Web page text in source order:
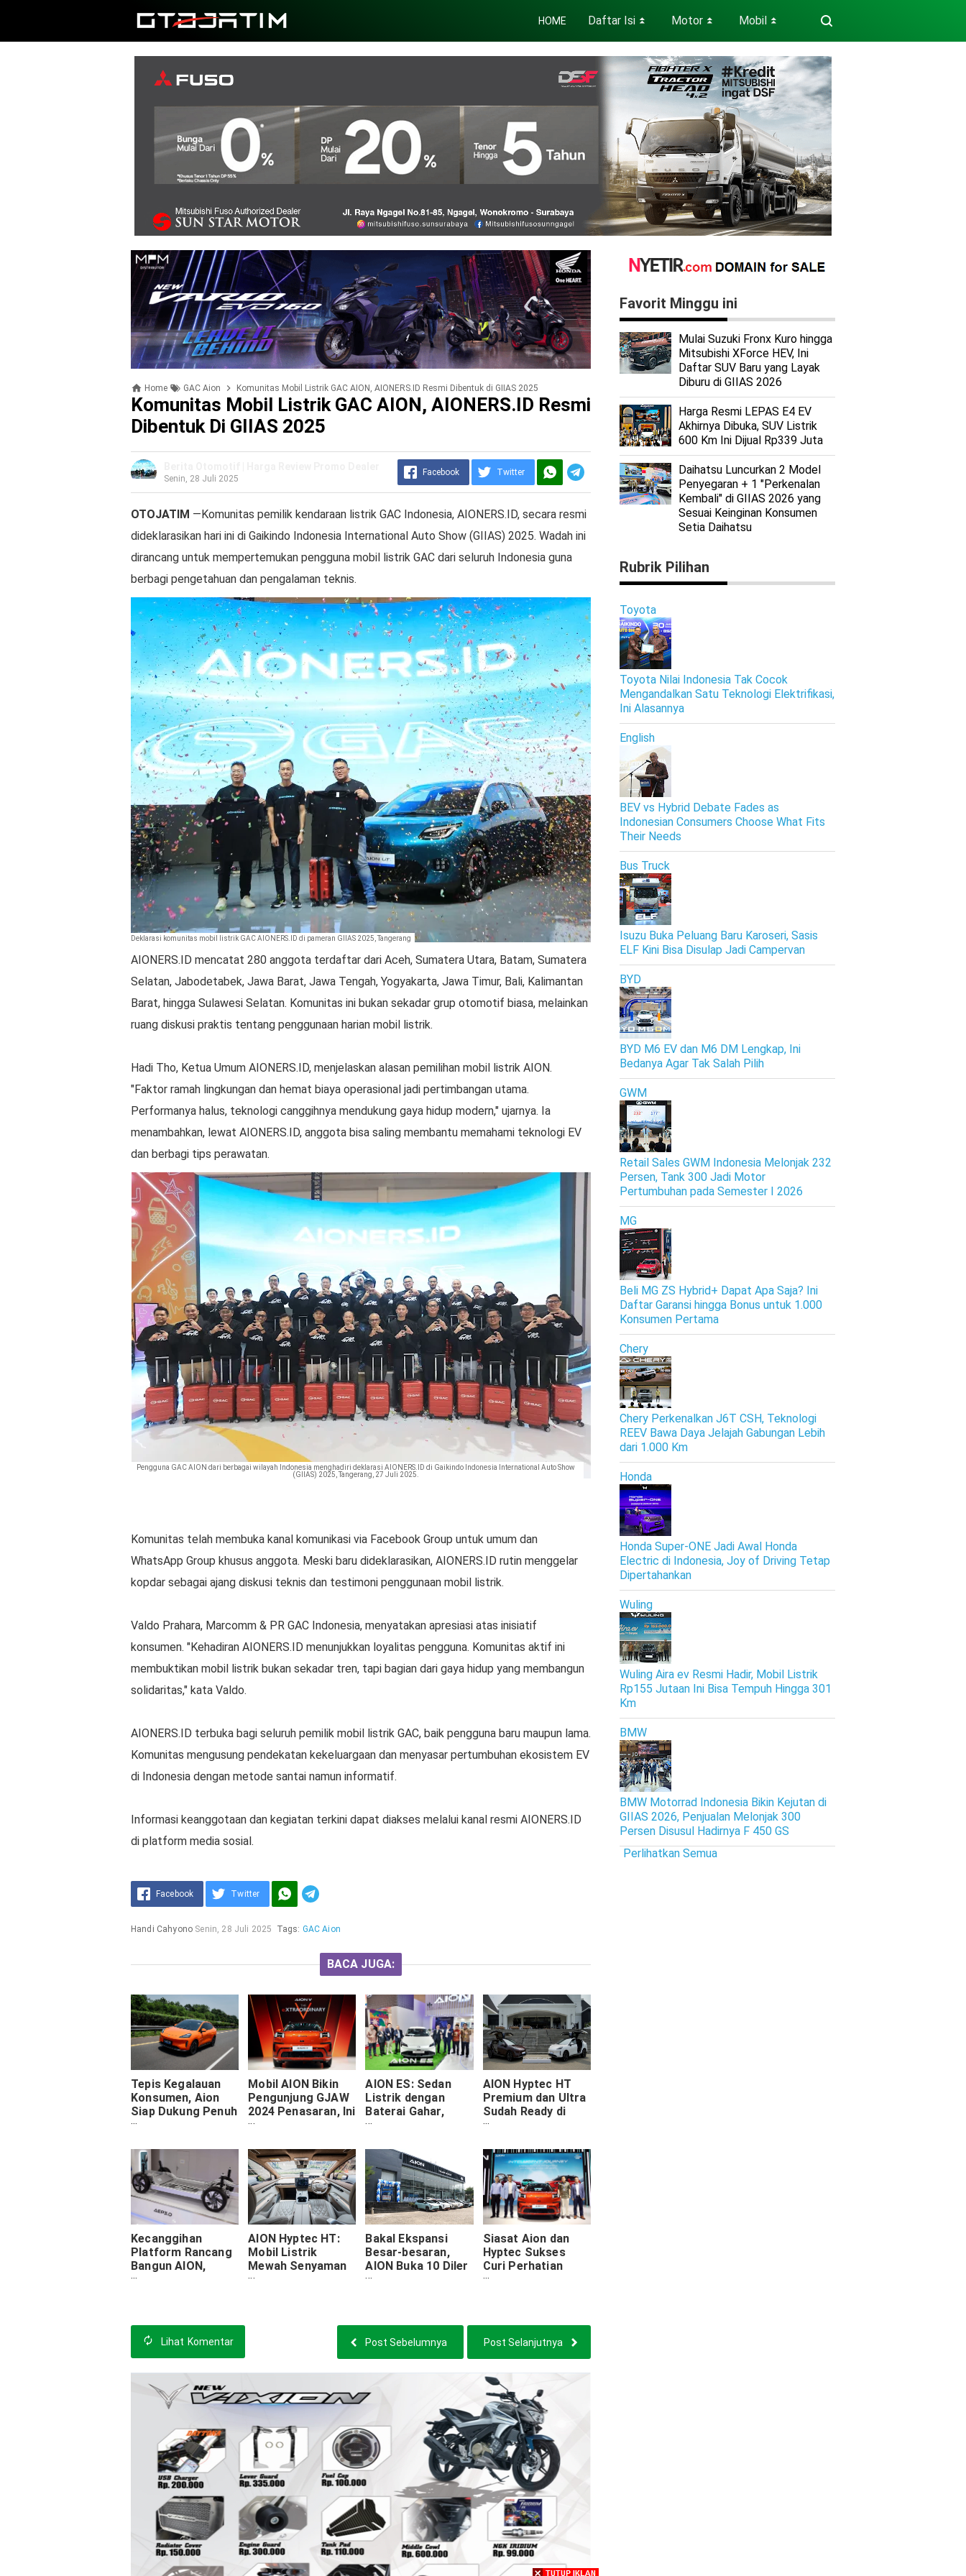
HOME Daftar Isi ⏬ Motor ⏬ Mobil ⏬
Home GAC Aion Komunitas Mobil Listrik GAC AION, AIONERS.ID Resmi Dibentuk di GIIAS 2025
Komunitas Mobil Listrik GAC AION, AIONERS.ID Resmi
Dibentuk Di GIIAS 2025
Senin, 28 Juli 2025
Facebook Twitter
OTOJATIM —Komunitas pemilik kendaraan listrik GAC Indonesia, AIONERS.ID, secara resmi
dideklarasikan hari ini di Gaikindo Indonesia International Auto Show (GIIAS) 2025. Wadah ini
dirancang untuk mempertemukan pengguna mobil listrik GAC dari seluruh Indonesia guna
berbagi pengetahuan dan pengalaman teknis.
Deklarasi komunitas mobil listrik GAC AIONERS.ID di pameran GIIAS 2025, Tangerang
AIONERS.ID mencatat 280 anggota terdaftar dari Aceh, Sumatera Utara, Batam, Sumatera
Selatan, Jabodetabek, Jawa Barat, Jawa Tengah, Yogyakarta, Jawa Timur, Bali, Kalimantan
Barat, hingga Sulawesi Selatan. Komunitas ini bukan sekadar grup otomotif biasa, melainkan
ruang diskusi praktis tentang penggunaan harian mobil listrik.
Hadi Tho, Ketua Umum AIONERS.ID, menjelaskan alasan pemilihan mobil listrik AION.
"Faktor ramah lingkungan dan hemat biaya operasional jadi pertimbangan utama.
Performanya halus, teknologi canggihnya mendukung gaya hidup modern," ujarnya. Ia
menambahkan, lewat AIONERS.ID, anggota bisa saling membantu memahami teknologi EV
dan berbagi tips perawatan.
Pengguna GAC AION dari berbagai wilayah Indonesia menghadiri deklarasi AIONERS.ID di Gaikindo Indonesia International Auto Show
(GIIAS) 2025, Tangerang, 27 Juli 2025.
Komunitas telah membuka kanal komunikasi via Facebook Group untuk umum dan
WhatsApp Group khusus anggota. Meski baru dideklarasikan, AIONERS.ID rutin menggelar
kopdar sebagai ajang diskusi teknis dan testimoni penggunaan mobil listrik.
Valdo Prahara, Marcomm & PR GAC Indonesia, menyatakan apresiasi atas inisiatif
konsumen. "Kehadiran AIONERS.ID menunjukkan loyalitas pengguna. Komunitas aktif ini
membuktikan mobil listrik bukan sekadar tren, tapi bagian dari gaya hidup yang membangun
solidaritas," kata Valdo.
AIONERS.ID terbuka bagi seluruh pemilik mobil listrik GAC, baik pengguna baru maupun lama.
Komunitas mengusung pendekatan kekeluargaan dan menyasar pertumbuhan ekosistem EV
di Indonesia dengan metode santai namun informatif.
Informasi keanggotaan dan kegiatan terkini dapat diakses melalui kanal resmi AIONERS.ID
di platform media sosial.
Facebook Twitter
Handi Cahyono Senin, 28 Juli 2025 Tags: GAC Aion
BACA JUGA:
Tepis Kegalauan
Konsumen, Aion
Siap Dukung Penuh
Perawatan dan
Mobilnya
Mobil AION Bikin
Pengunjung GJAW
2024 Penasaran, Ini
Kata Mereka
AION ES: Sedan
Listrik dengan
Baterai Gahar,
Harga Gak Sampe
AION Hyptec HT
Premium dan Ultra
Sudah Ready di
Indonesia, Segini
Kecanggihan
Platform Rancang
Bangun AION,
Menjadikan
AION Hyptec HT:
Mobil Listrik
Mewah Senyaman
Naik Private Jet
Bakal Ekspansi
Besar-besaran,
AION Buka 10 Diler
Serentak di
Siasat Aion dan
Hyptec Sukses
Curi Perhatian
Pengunjung GJAW
Lihat Komentar Post Selanjutnya
Post Sebelumnya
Favorit Minggu ini
Mulai Suzuki Fronx Kuro hingga
Mitsubishi XForce HEV, Ini
Daftar SUV Baru yang Layak
Diburu di GIIAS 2026
Harga Resmi LEPAS E4 EV
Akhirnya Dibuka, SUV Listrik
600 Km Ini Dijual Rp339 Juta
Daihatsu Luncurkan 2 Model
Penyegaran + 1 "Perkenalan
Kembali" di GIIAS 2026 yang
Sesuai Keinginan Konsumen
Setia Daihatsu
Rubrik Pilihan
Toyota
Toyota Nilai Indonesia Tak Cocok
Mengandalkan Satu Teknologi Elektrifikasi,
Ini Alasannya
English
BEV vs Hybrid Debate Fades as
Indonesian Consumers Choose What Fits
Their Needs
Bus Truck
Isuzu Buka Peluang Baru Karoseri, Sasis
ELF Kini Bisa Disulap Jadi Campervan
BYD
BYD M6 EV dan M6 DM Lengkap, Ini
Bedanya Agar Tak Salah Pilih
GWM
Retail Sales GWM Indonesia Melonjak 232
Persen, Tank 300 Jadi Motor
Pertumbuhan pada Semester I 2026
MG
Beli MG ZS Hybrid+ Dapat Apa Saja? Ini
Daftar Garansi hingga Bonus untuk 1.000
Konsumen Pertama
Chery
Chery Perkenalkan J6T CSH, Teknologi
REEV Bawa Daya Jelajah Gabungan Lebih
dari 1.000 Km
Honda
Honda Super-ONE Jadi Awal Honda
Electric di Indonesia, Joy of Driving Tetap
Dipertahankan
Wuling
Wuling Aira ev Resmi Hadir, Mobil Listrik
Rp155 Jutaan Ini Bisa Tempuh Hingga 301
Km
BMW
BMW Motorrad Indonesia Bikin Kejutan di
GIIAS 2026, Penjualan Melonjak 300
Persen Disusul Hadirnya F 450 GS
Perlihatkan Semua